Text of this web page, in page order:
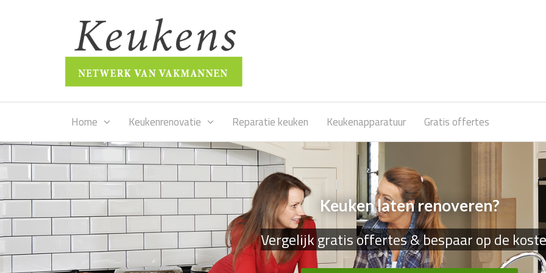
Home Keukenrenovatie Reparatie keuken Keukenapparatuur Gratis offertes
Keuken laten renoveren?
Vergelijk gratis offertes & bespaar op de